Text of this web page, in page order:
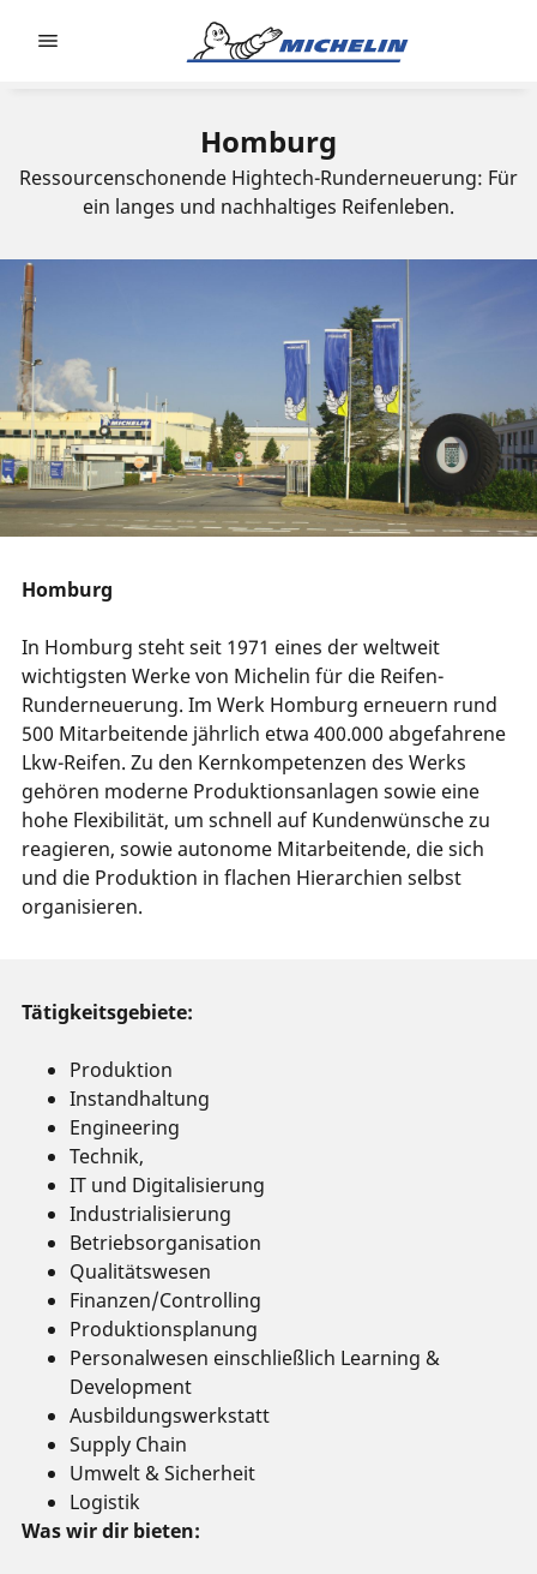
Homburg
Ressourcenschonende Hightech-Runderneuerung: Für
ein langes und nachhaltiges Reifenleben.
Homburg
In Homburg steht seit 1971 eines der weltweit
wichtigsten Werke von Michelin für die Reifen-
Runderneuerung. Im Werk Homburg erneuern rund
500 Mitarbeitende jährlich etwa 400.000 abgefahrene
Lkw-Reifen. Zu den Kernkompetenzen des Werks
gehören moderne Produktionsanlagen sowie eine
hohe Flexibilität, um schnell auf Kundenwünsche zu
reagieren, sowie autonome Mitarbeitende, die sich
und die Produktion in flachen Hierarchien selbst
organisieren.
Tätigkeitsgebiete:
Produktion
Instandhaltung
Engineering
Technik,
IT und Digitalisierung
Industrialisierung
Betriebsorganisation
Qualitätswesen
Finanzen/Controlling
Produktionsplanung
Personalwesen einschließlich Learning &
Development
Ausbildungswerkstatt
Supply Chain
Umwelt & Sicherheit
Logistik
Was wir dir bieten: